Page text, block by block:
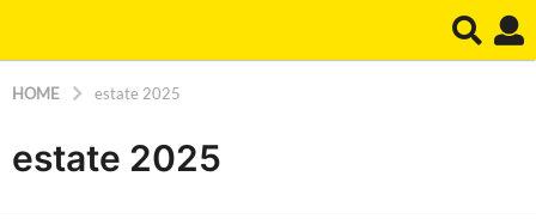
HOME estate 2025
estate 2025